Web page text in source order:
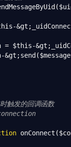
(
-&gt ;
= $this-&gt ;
-&gt ;send ($message
触发的回调函数
onConnect (